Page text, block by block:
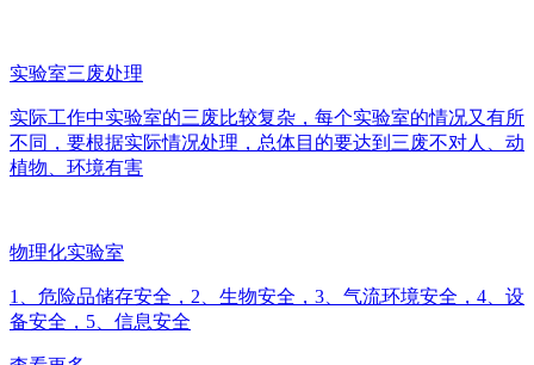
实验室三废处理
实际工作中实验室的三废比较复杂，每个实验室的情况又有所
不同，要根据实际情况处理，总体目的要达到三废不对人、动
植物、环境有害
物理化实验室
1、危险品储存安全，2、生物安全，3、气流环境安全，4、设
备安全，5、信息安全